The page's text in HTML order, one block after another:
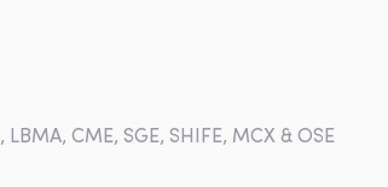
CME, SGE, SHIFE, MCX & OSE